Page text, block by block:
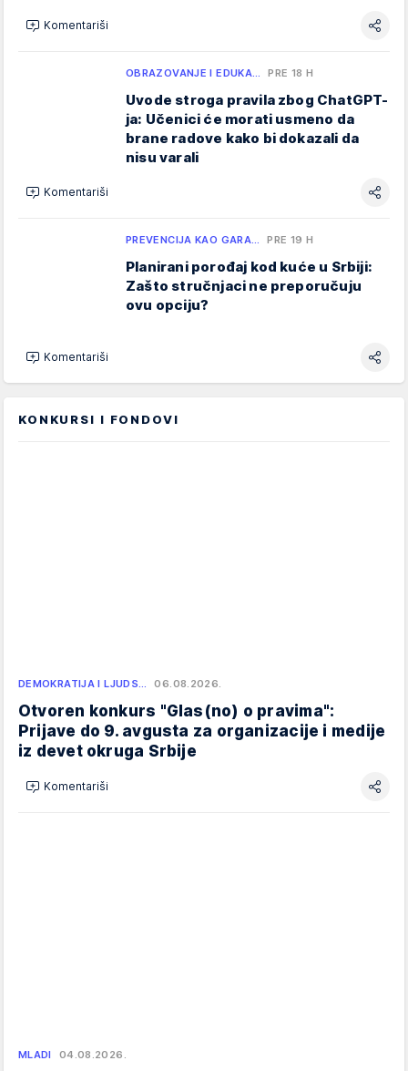
Komentariši
OBRAZOVANJE I EDUKA… PRE 18 H
Uvode stroga pravila zbog ChatGPT-
ja: Učenici će morati usmeno da
brane radove kako bi dokazali da
nisu varali
Komentariši
PREVENCIJA KAO GARA… PRE 19 H
Planirani porođaj kod kuće u Srbiji:
Zašto stručnjaci ne preporučuju
ovu opciju?
Komentariši
KONKURSI I FONDOVI
DEMOKRATIJA I LJUDS… 06.08.2026.
Otvoren konkurs "Glas(no) o pravima":
Prijave do 9. avgusta za organizacije i medije
iz devet okruga Srbije
Komentariši
MLADI 04.08.2026.